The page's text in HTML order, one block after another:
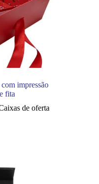
impressão
fita
de oferta